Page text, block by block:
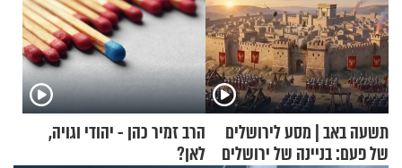
תשעה באב | מסע לירושלים
של פעם: בניינה של ירושלים
הרב זמיר כהן - יהודי וגויה,
לאן?